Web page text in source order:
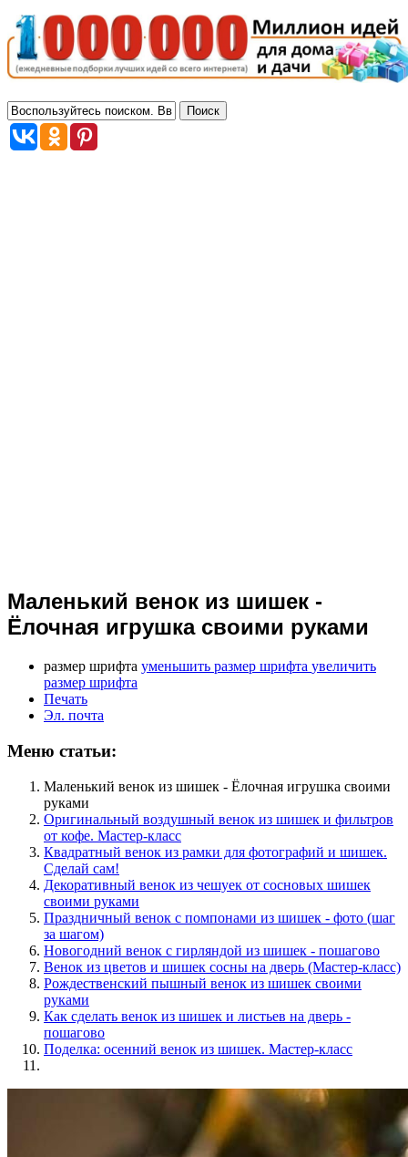
Маленький венок из шишек -
Ёлочная игрушка своими руками
размер шрифта уменьшить размер шрифта увеличить
размер шрифта
Печать
Эл. почта
Меню статьи:
Маленький венок из шишек - Ёлочная игрушка своими
руками
Оригинальный воздушный венок из шишек и фильтров
от кофе. Мастер-класс
Квадратный венок из рамки для фотографий и шишек.
Сделай сам!
Декоративный венок из чешуек от сосновых шишек
своими руками
Праздничный венок с помпонами из шишек - фото (шаг
за шагом)
Новогодний венок с гирляндой из шишек - пошагово
Венок из цветов и шишек сосны на дверь (Мастер-класс)
Рождественский пышный венок из шишек своими
руками
Как сделать венок из шишек и листьев на дверь -
пошагово
Поделка: осенний венок из шишек. Мастер-класс